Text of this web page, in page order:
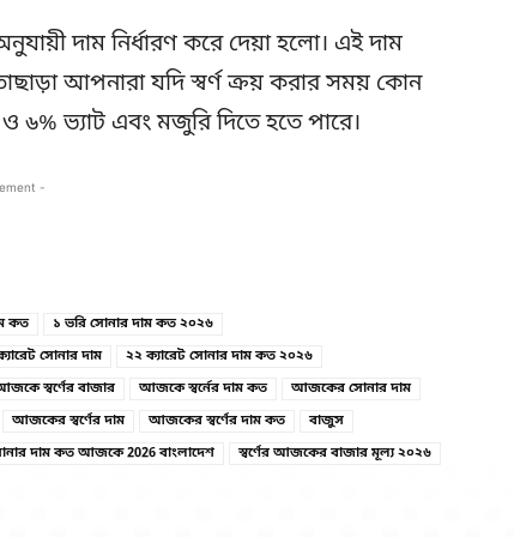
দাম নির্ধারণ করে দেয়া হলো। এই দাম
আপনারা যদি স্বর্ণ ক্রয় করার সময় কোন
৬% ভ্যাট এবং মজুরি দিতে হতে পারে।
-
কত
১ ভরি সোনার দাম কত ২০২৬
সোনার দাম
২২ ক্যারেট সোনার দাম কত ২০২৬
স্বর্ণের বাজার আজকে স্বর্নের দাম কত
আজকের সোনার দাম
আজকের স্বর্ণের দাম আজকের স্বর্ণের দাম কত
বাজুস
দাম কত আজকে 2026 বাংলাদেশ
স্বর্ণের আজকের বাজার মূল্য ২০২৬